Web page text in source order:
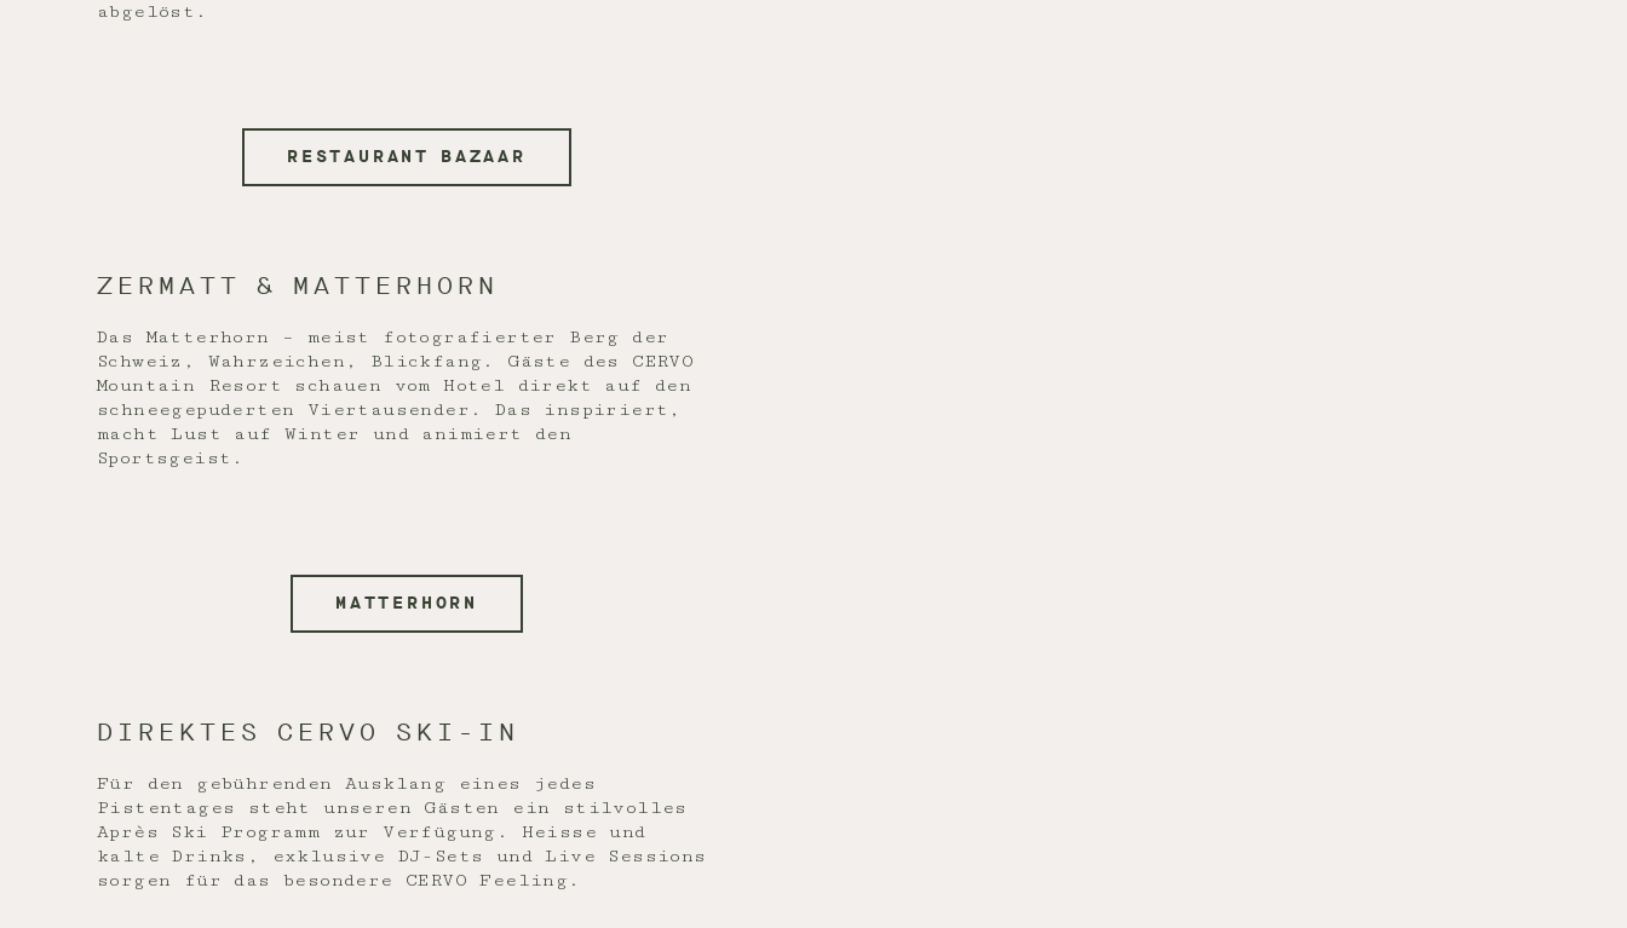
abgelöst.
RESTAURANT BAZAAR
ZERMATT & MATTERHORN
Das Matterhorn – meist fotografierter Berg der
Schweiz, Wahrzeichen, Blickfang. Gäste des CERVO
Mountain Resort schauen vom Hotel direkt auf den
schneegepuderten Viertausender. Das inspiriert,
macht Lust auf Winter und animiert den
Sportsgeist.
MATTERHORN
DIREKTES CERVO SKI-IN
Für den gebührenden Ausklang eines jedes
Pistentages steht unseren Gästen ein stilvolles
Après Ski Programm zur Verfügung. Heisse und
kalte Drinks, exklusive DJ-Sets und Live Sessions
sorgen für das besondere CERVO Feeling.